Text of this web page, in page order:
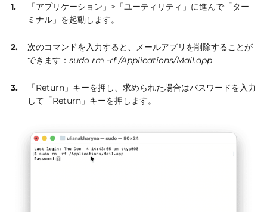
「アプリケーション」>「ユーティリティ」に進んで「ター
ミナル」を起動します。
次のコマンドを入力すると、メールアプリを削除することが
できます： sudo rm -rf /Applications/Mail.app
「Return」キーを押し、求められた場合はパスワードを入力
して「Return」キーを押します。